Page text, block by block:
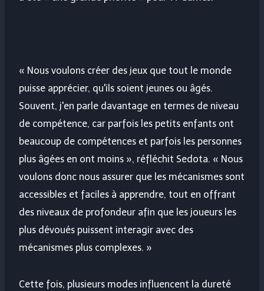
« Nous voulons créer des jeux que tout le monde
puisse apprécier, qu'ils soient jeunes ou âgés.
Souvent, j'en parle davantage en termes de niveau
de compétence, car parfois les petits enfants ont
beaucoup de compétences et parfois les personnes
plus âgées en ont moins », réfléchit Sedota. « Nous
voulons donc nous assurer que les mécanismes sont
accessibles et faciles à apprendre, tout en offrant
des niveaux de profondeur afin que les joueurs les
plus dévoués puissent interagir avec des
mécanismes plus complexes. »
Cette fois, plusieurs modes influencent la dureté